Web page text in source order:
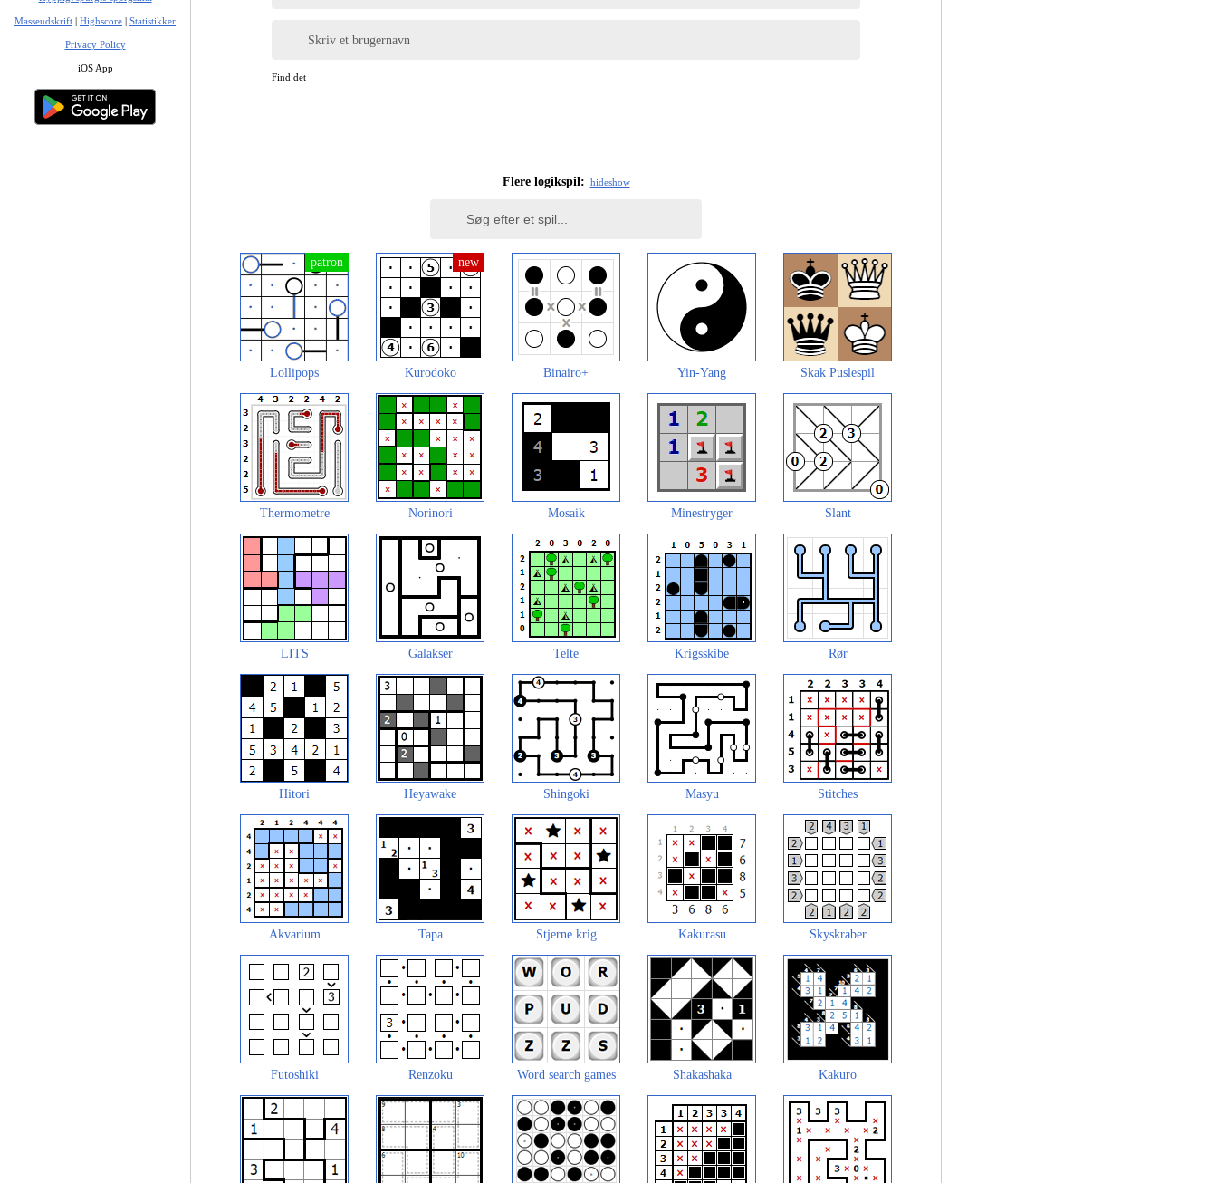
Masseudskrift | Highscore | Statistikker
Privacy Policy
iOS App
Skriv et brugernavn
Find det
Flere logikspil: hideshow
Lollipops Kurodoko Binairo+ Yin-Yang Skak Puslespil
Thermometre Norinori Mosaik Minestryger Slant
LITS Galakser Telte Krigsskibe Rør
Hitori Heyawake Shingoki Masyu Stitches
Akvarium Tapa Stjerne krig Kakurasu Skyskraber
Futoshiki Renzoku Word search games Shakashaka Kakuro